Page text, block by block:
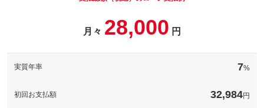
出の数字を愛車のナンバーにしませんか？※人気の数字等は、抽
選になることがございます。ご了承ください。
まるで雨が踊っている！驚きの撥水加工をフロントガラスに施行
します。雨の日の運転が快適になりますし、汚れもつきにくく視
月々 28,000 円
実質年率 7%
初回お支払額 32,984円